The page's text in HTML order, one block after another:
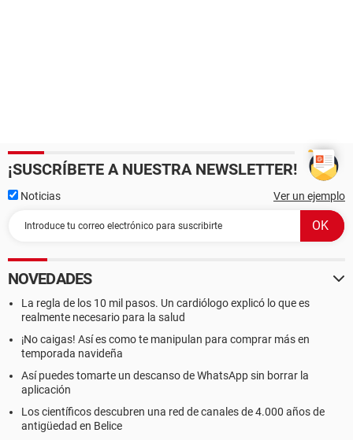
¡SUSCRÍBETE A NUESTRA NEWSLETTER!
Noticias Ver un ejemplo
NOVEDADES
La regla de los 10 mil pasos. Un cardiólogo explicó lo que es
realmente necesario para la salud
¡No caigas! Así es como te manipulan para comprar más en
temporada navideña
Así puedes tomarte un descanso de WhatsApp sin borrar la
aplicación
Los científicos descubren una red de canales de 4.000 años de
antigüedad en Belice